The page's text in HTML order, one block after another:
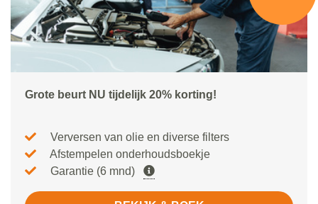
Grote beurt NU tijdelijk 20% korting!
Verversen van olie en diverse filters
Afstempelen onderhoudsboekje
Garantie (6 mnd)